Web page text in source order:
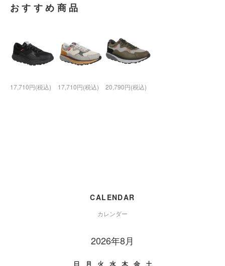
おすすめ商品
17,710円(税込) 17,710円(税込) 20,790円(税込)
CALENDAR
カレンダー
2026年8月
日 月 火 水 木 金
土